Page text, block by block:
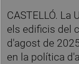
CASTELLÓ.
els edificis del
d'agost de
en la política